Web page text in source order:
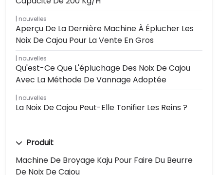
nouvelles
Aperçu De La Dernière Machine À Éplucher Les
Noix De Cajou Pour La Vente En Gros
nouvelles
Qu'est-Ce Que L'épluchage Des Noix De Cajou
Avec La Méthode De Vannage Adoptée
nouvelles
La Noix De Cajou Peut-Elle Tonifier Les Reins ?
Produit
Machine De Broyage Kaju Pour Faire Du Beurre
De Noix De Cajou